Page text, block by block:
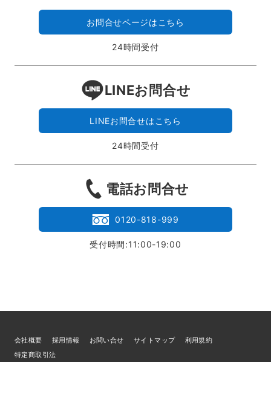
お問合せページはこちら
24時間受付
LINEお問合せ
LINEお問合せはこちら
24時間受付
電話お問合せ
0120-818-999
受付時間:11:00-19:00
会社概要 採用情報 お問い合せ サイトマップ
利用規約
特定商取引法